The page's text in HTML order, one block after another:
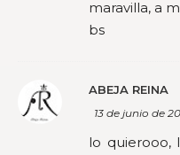
maravilla, a
bs
ABEJA REINA
13 de junio de
lo quierooo,